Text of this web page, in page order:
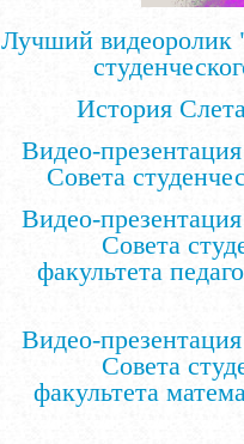
Лучший видеоролик
История
Видео-
Совета
Видео-
Совета
факультета
Видео-
Совета
факультета